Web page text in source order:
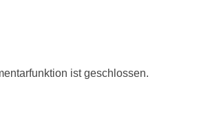
ist geschlossen.